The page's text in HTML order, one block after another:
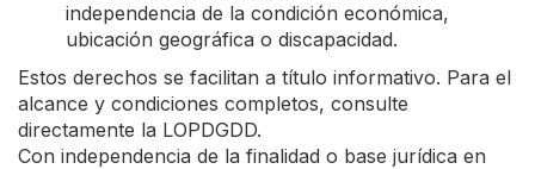
independencia de la condición económica,
ubicación geográfica o discapacidad.
Estos derechos se facilitan a título informativo. Para el
alcance y condiciones completos, consulte
directamente la LOPDGDD.
Con independencia de la finalidad o base jurídica en